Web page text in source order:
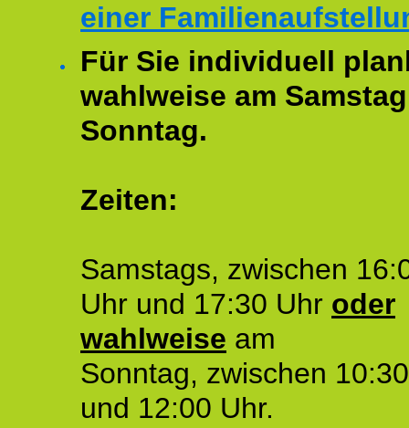
einer
Für Sie individuell
wahlweise am
Sonntag.
Zeiten:
Samstags, zwischen
Uhr und 17:30 Uhr oder
wahlweise am
Sonntag, zwischen
und 12:00 Uhr.